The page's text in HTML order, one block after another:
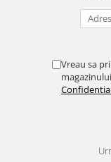
Vreau sa